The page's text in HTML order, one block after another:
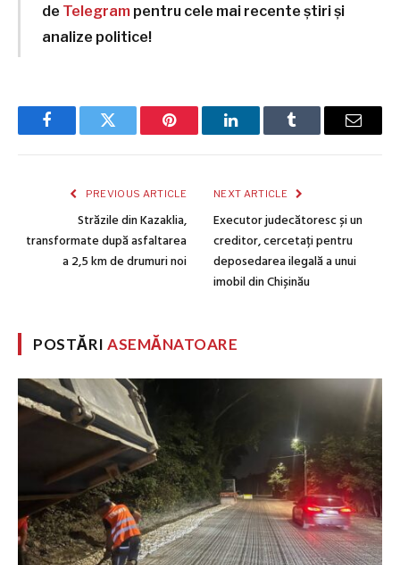
de Telegram pentru cele mai recente știri și
analize politice!
FacebookTwitter Pinterest LinkedInTumblr Email
PREVIOUS ARTICLE
Străzile din Kazaklia,
transformate după asfaltarea
a 2,5 km de drumuri noi
NEXT ARTICLE
Executor judecătoresc și un
creditor, cercetați pentru
deposedarea ilegală a unui
imobil din Chișinău
POSTĂRIASEMĂNATOARE